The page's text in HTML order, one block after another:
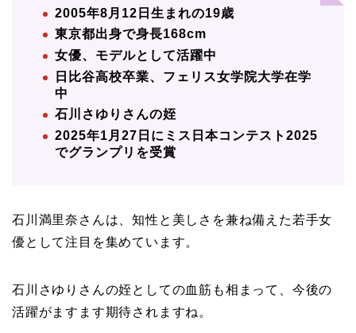
2005年8月12日生まれの19歳
東京都出身で身長168cm
女優、モデルとして活躍中
日比谷高校卒業、フェリス女学院大学在学
中
石川さゆりさんの姪
2025年1月27日にミス日本コンテスト2025
でグランプリを受賞
石川満里奈さんは、知性と美しさを兼ね備えた若手女
優として注目を集めています。
石川さゆりさんの姪としての血筋も相まって、今後の
活躍がますます期待されますね。